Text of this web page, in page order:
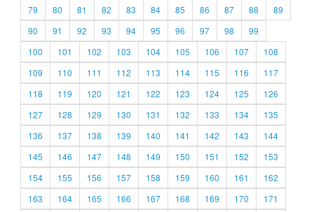
79
80 81 82 83 84 85 86 87 88
89
90
91 92 93 94 95 96 97 98
99
100
101 102 103 104 105 106 107
108
109
110 111 112 113 114 115 116
117
118
119 120 121 122 123 124 125
126
127
128 129 130 131 132 133 134
135
136
137 138 139 140 141 142 143
144
145
146 147 148 149 150 151 152
153
154
155 156 157 158 159 160 161
162
163
164 165 166 167 168 169 170
171